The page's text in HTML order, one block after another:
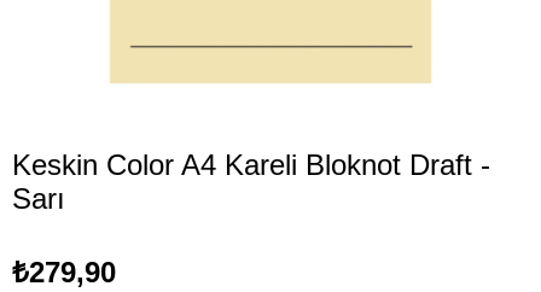
Keskin Color A4 Kareli Bloknot Draft -
Sarı
₺279,90